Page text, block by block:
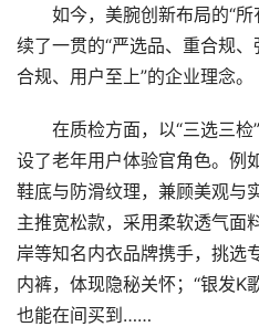
如今，美腕创新布局的“所
续了一贯的“严选品、重合规
合规、用户至上”的企业理念。
在质检方面，以“三选三检”
设了老年用户体验官角色。例
鞋底与防滑纹理，兼顾美观与
主推宽松款，采用柔软透气面
岸等知名内衣品牌携手，挑选
内裤，体现隐秘关怀；“银发K
也能在间买到……